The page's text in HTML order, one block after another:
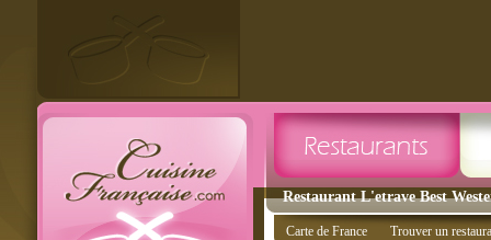
Restaurant L'etrave Best
Carte de France Trouver un